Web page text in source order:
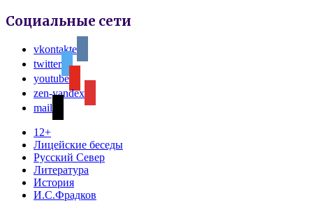
Социальные сети
vkontakte
twitter
youtube
zen-yandex
mail
12+
Лицейские беседы
Русский Север
Литература
История
И.С.Фрадков